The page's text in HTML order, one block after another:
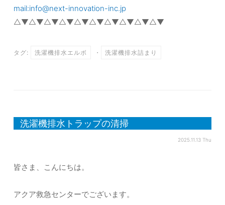
mail:info@next-innovation-inc.jp
△▼△▼△▼△▼△▼△▼△▼△▼△▼△▼
タグ: 洗濯機排水エルボ ・ 洗濯機排水詰まり
洗濯機排水トラップの清掃
2025.11.13 Thu
皆さま、こんにちは。
アクア救急センターでございます。